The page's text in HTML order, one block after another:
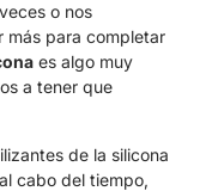
o nos
más para completar
es algo muy
a tener que
de la silicona
cabo del tiempo,